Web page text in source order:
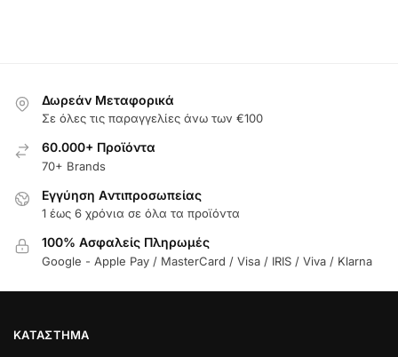
Δωρεάν Μεταφορικά
Σε όλες τις παραγγελίες άνω των €100
60.000+ Προϊόντα
70+ Brands
Εγγύηση Aντιπροσωπείας
1 έως 6 χρόνια σε όλα τα προϊόντα
100% Ασφαλείς Πληρωμές
Google - Apple Pay / MasterCard / Visa / IRIS / Viva / Klarna
ΚΑΤΆΣΤΗΜΑ